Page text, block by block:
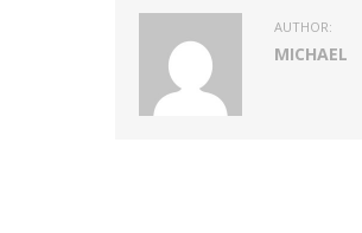
AUTHOR:
MICHAEL